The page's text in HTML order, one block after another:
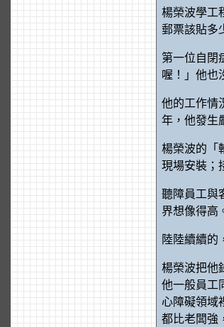
楊榮波學工
郵票該貼多
第一位自閉
喔！」他也
他的工作情
年，他發生
楊榮波的「
現場安裝；
聽障員工與
界想像得
陸陸續續
楊榮波把他
他一般員工
心障礙領域
都比老闆強